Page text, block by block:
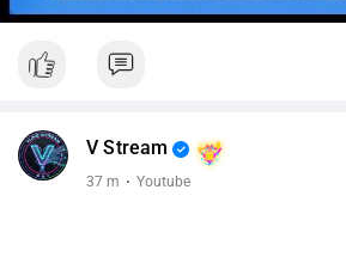
V Stream
37 m · Youtube